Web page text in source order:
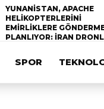
YUNANİSTAN, APACHE
HELİKOPTERLERİNİ
EMİRLİKLERE
PLANLIYOR: İRAN
SPOR